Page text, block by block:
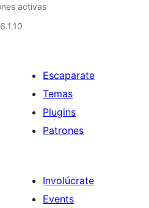
activas
Escaparate
Temas
Plugins
Patrones
Involúcrate
Events